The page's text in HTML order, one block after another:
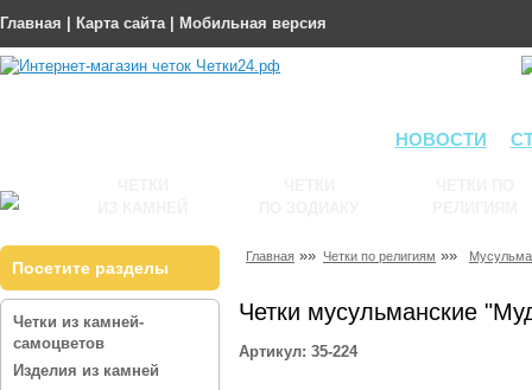
Главная Карта сайта| Мобильная версия
НОВОСТИ
Посетите разделы
Четки из камней-
самоцветов
Изделия из камней
Главная »» Четки по религиям »»
Четки мусульманские
Артикул: 35-224